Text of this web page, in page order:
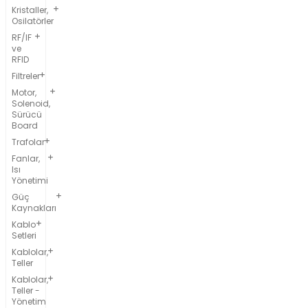
Kristaller,
Osilatörler
RF/IF
ve
RFID
Filtreler
Motor,
Solenoid,
Sürücü
Board
Trafolar
Fanlar,
Isı
Yönetimi
Güç
Kaynakları
Kablo
Setleri
Kablolar,
Teller
Kablolar,
Teller -
Yönetim